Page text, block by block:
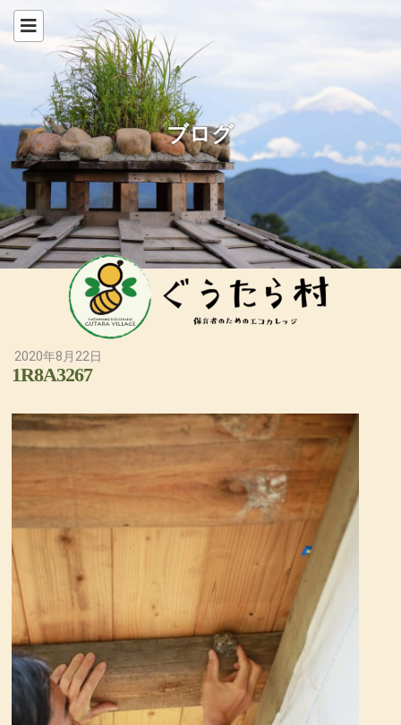
ブログ
2020年8月22日
1R8A3267